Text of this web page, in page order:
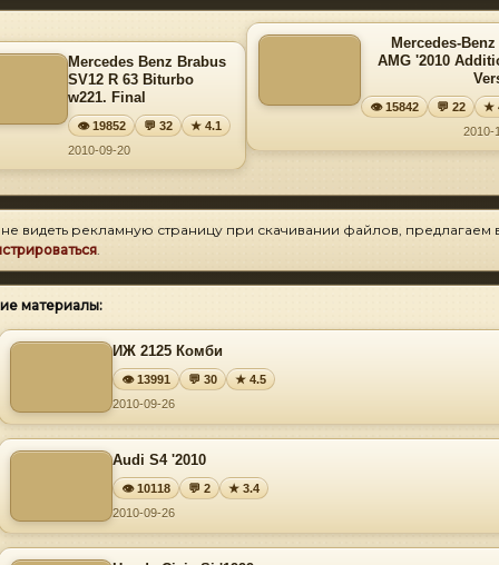
Mercedes Benz Brabus
SV12 R 63 Biturbo
w221. Final
👁 19852 💬 32
★ 4.1
2010-09-20
Mercedes-Benz
AMG '2010
👁 15842 💬 22
★
2010-
видеть рекламную страницу при скачивании файлов, предлагаем
.
материалы:
ИЖ 2125 Комби
👁 13991 💬 30
★ 4.5
2010-09-26
Audi S4 '2010
👁 10118 💬 2
★ 3.4
2010-09-26